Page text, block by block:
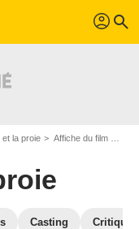
profil search
et la proie Affiche du film L'Ombre et la proie - Photo 1
Casting